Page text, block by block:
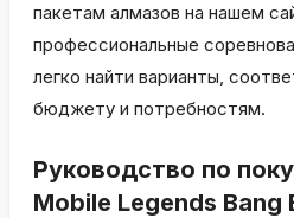
пакетам алмазов на нашем
профессиональные
легко найти варианты,
бюджету и потребностям.
Руководство по
Mobile Legends Bang